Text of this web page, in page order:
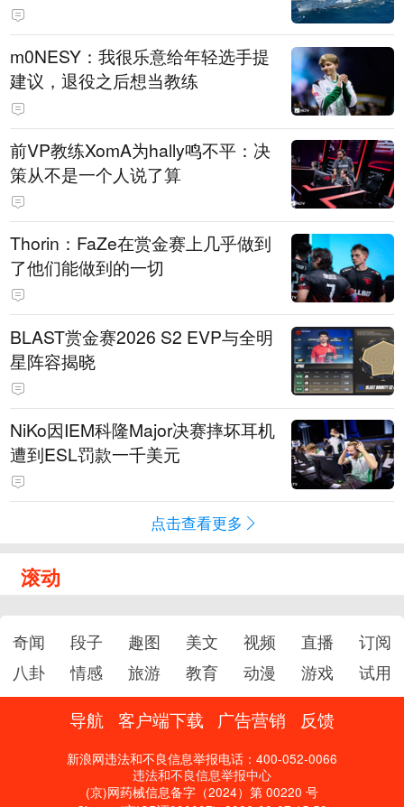
m0NESY：我很乐意给年轻选手提
建议，退役之后想当教练
前VP教练XomA为hally鸣不平：决
策从不是一个人说了算
Thorin：FaZe在赏金赛上几乎做到
了他们能做到的一切
BLAST赏金赛2026 S2 EVP与全明
星阵容揭晓
NiKo因IEM科隆Major决赛摔坏耳机
遭到ESL罚款一千美元
点击查看更多
滚动
奇闻 段子 趣图 美文 视频 直播
订阅
八卦
情感 旅游 教育 动漫 游戏 试用
导航 客户端下载 广告营销 反馈
新浪网违法和不良信息举报电话：400-052-0066
违法和不良信息举报中心
(京)网药械信息备字（2024）第 00220 号